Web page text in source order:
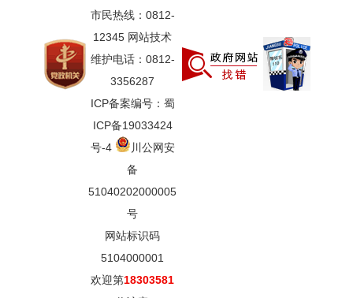
市民热线：0812-
12345 网站技术
维护电话：0812-
3356287
ICP备案编号：蜀
ICP备19033424
号-4
川公网安
备
51040202000005
号
网站标识码
5104000001
欢迎第18303581